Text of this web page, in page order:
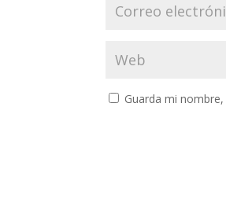
Guarda mi